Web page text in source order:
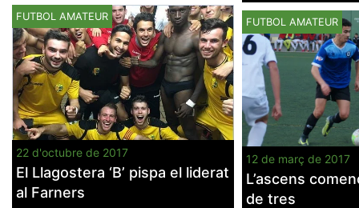
FUTBOL AMATEUR
22 d'octubre de 2017
El Llagostera ‘B’ pispa el liderat
al Farners
FUTBOL AMATEUR
12 de març de 2017
L’ascens
de tres